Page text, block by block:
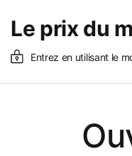
Le prix du
Entrez en utilisant le